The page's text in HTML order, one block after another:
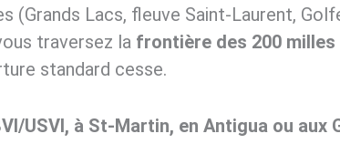
(Grands Lacs, fleuve Saint-Laurent,
traversez la frontière des 200 milles
standard cesse.
USVI, à St-Martin, en Antigua ou aux